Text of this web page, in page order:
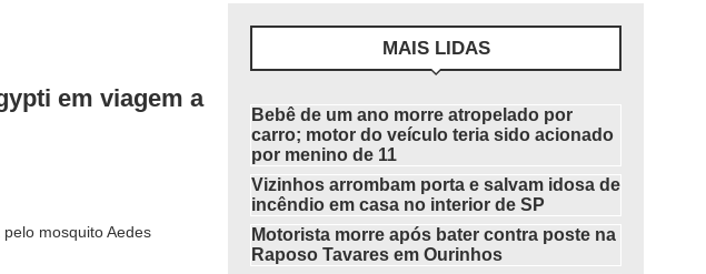
em viagem a
mosquito Aedes
MAIS LIDAS
Bebê de um ano morre atropelado por
carro; motor do veículo teria sido acionado
por menino de 11
Vizinhos arrombam porta e salvam idosa de
incêndio em casa no interior de SP
Motorista morre após bater contra poste na
Raposo Tavares em Ourinhos